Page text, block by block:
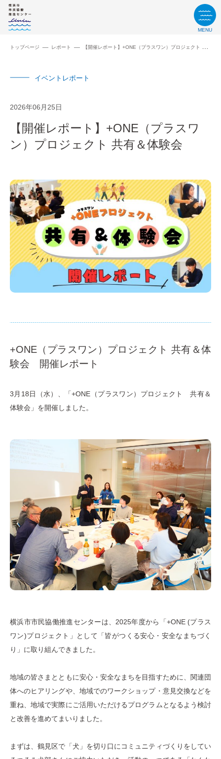
MENU
トップページ レポート 【開催レポート】+ONE（プラスワン）プロジェクト 共有＆体験会
イベントレポート
2026年06月25日
【開催レポート】+ONE（プラスワ
ン）プロジェクト 共有＆体験会
+ONE（プラスワン）プロジェクト 共有＆体
験会 開催レポート
3月18日（水）、「+ONE（プラスワン）プロジェクト 共有＆
体験会」を開催しました。
横浜市市民協働推進センターは、2025年度から「+ONE (プラス
ワン)プロジェクト」として「皆がつくる安心・安全なまちづく
り」に取り組んできました。
地域の皆さまとともに安心・安全なまちを目指すために、関連団
体へのヒアリングや、地域でのワークショップ・意見交換などを
重ね、地域で実際にご活用いただけるプログラムとなるよう検討
と改善を進めてまいりました。
まずは、鶴見区で「犬」を切り口にコミュニティづくりをしてい